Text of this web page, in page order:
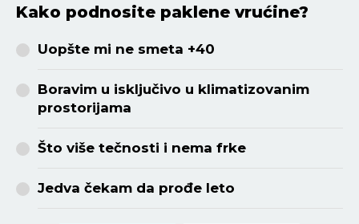
Kako podnosite paklene vrućine?
Uopšte mi ne smeta +40
Boravim u isključivo u klimatizovanim
prostorijama
Što više tečnosti i nema frke
Jedva čekam da prođe leto